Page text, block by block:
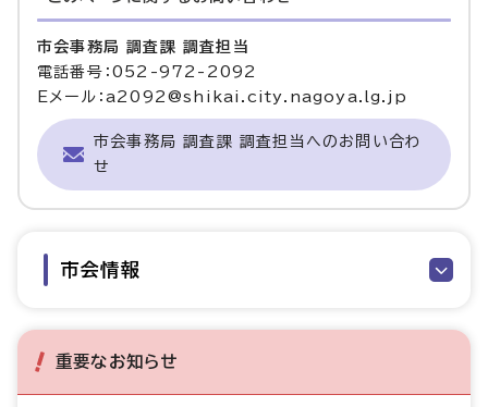
市会事務局 調査課 調査担当
電話番号：052-972-2092
Eメール：a2092@shikai.city.nagoya.lg.jp
市会事務局 調査課 調査担当へのお問い合わ
せ
市会情報
重要なお知らせ